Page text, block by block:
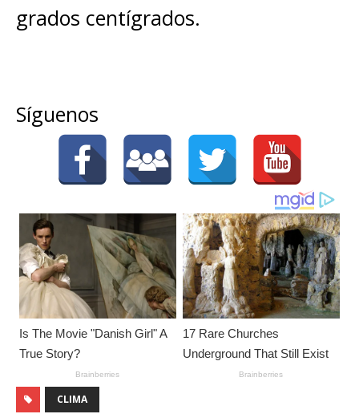
grados centígrados.
Síguenos
CLIMA